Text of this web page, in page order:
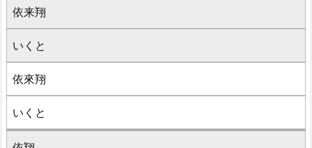
依来翔
いくと
依來翔
いくと